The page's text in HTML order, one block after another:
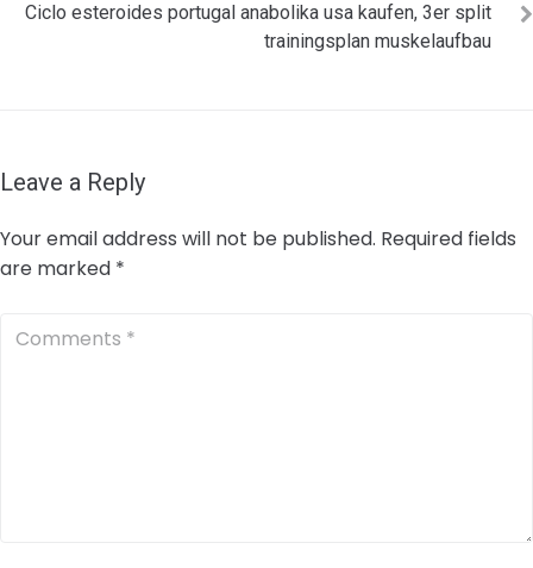
Ciclo esteroides portugal anabolika usa kaufen, 3er split
trainingsplan muskelaufbau
Leave a Reply
Your email address will not be published. Required fields
are marked *